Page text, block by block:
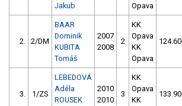
Jakub
Opava
2. 2/DM
BAAR
Dominik
KUBITA
Tomáš
2007
2008
2
KK
Opava
KK
Opava
124.60
3. 1/ZS
LEBEDOVÁ
Adéla
ROUSEK
2010
2010
3
KK
Opava
KK
133.90